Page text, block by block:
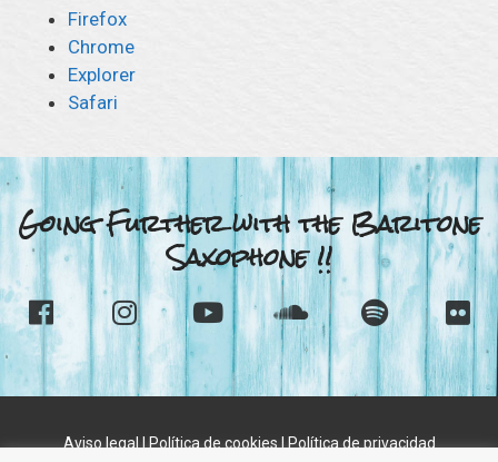
Firefox
Chrome
Explorer
Safari
Going Further with the Baritone
Saxophone !!
Aviso legal|Política de cookies |Política de privacidad